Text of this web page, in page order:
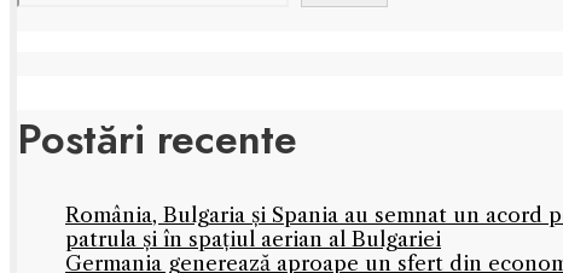
Postări recente
România, Bulgaria și Spania au semnat un
patrula și în spațiul aerian al Bulgariei
Germania generează aproape un sfert din